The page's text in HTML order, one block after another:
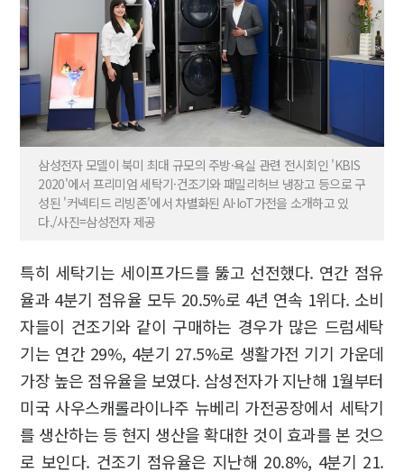
삼성전자 모델이 북미 최대 규모의 주방·욕실 관련 전시회인 'KBIS
2020'에서 프리미엄 세탁기·건조기와 패밀리허브 냉장고 등으로 구
성된 '커넥티드 리빙존'에서 차별화된 AI·IoT가전을 소개하고 있
다./사진=삼성전자 제공
특히 세탁기는 세이프가드를 뚫고 선전했다. 연간 점유
율과 4분기 점유율 모두 20.5%로 4년 연속 1위다. 소비
자들이 건조기와 같이 구매하는 경우가 많은 드럼세탁
기는 연간 29%, 4분기 27.5%로 생활가전 기기 가운데
가장 높은 점유율을 보였다. 삼성전자가 지난해 1월부터
미국 사우스캐롤라이나주 뉴베리 가전공장에서 세탁기
를 생산하는 등 현지 생산을 확대한 것이 효과를 본 것으
로 보인다. 건조기 점유율은 지난해 20.8%, 4분기 21.